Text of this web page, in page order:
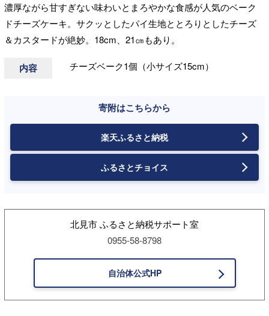
濃厚ながら甘すぎない味わいとまろやかな食感が人気のベーク
ドチーズケーキ。サクッとしたパイ生地ととろりとしたチーズ
＆カスタードが絶妙。18cm、21㎝もあり。
内容 チーズベーク1個（小サイズ15cm）
寄附はこちらから
楽天ふるさと納税
ふるさとチョイス
北見市 ふるさと納税サポート室
0955-58-8798
自治体公式HP